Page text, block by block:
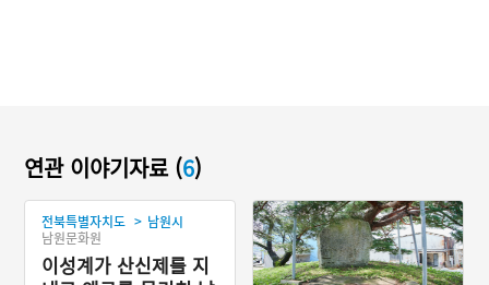
연관 이야기자료 (6)
전북특별자치도 > 남원시
남원문화원
이성계가 산신제를 지